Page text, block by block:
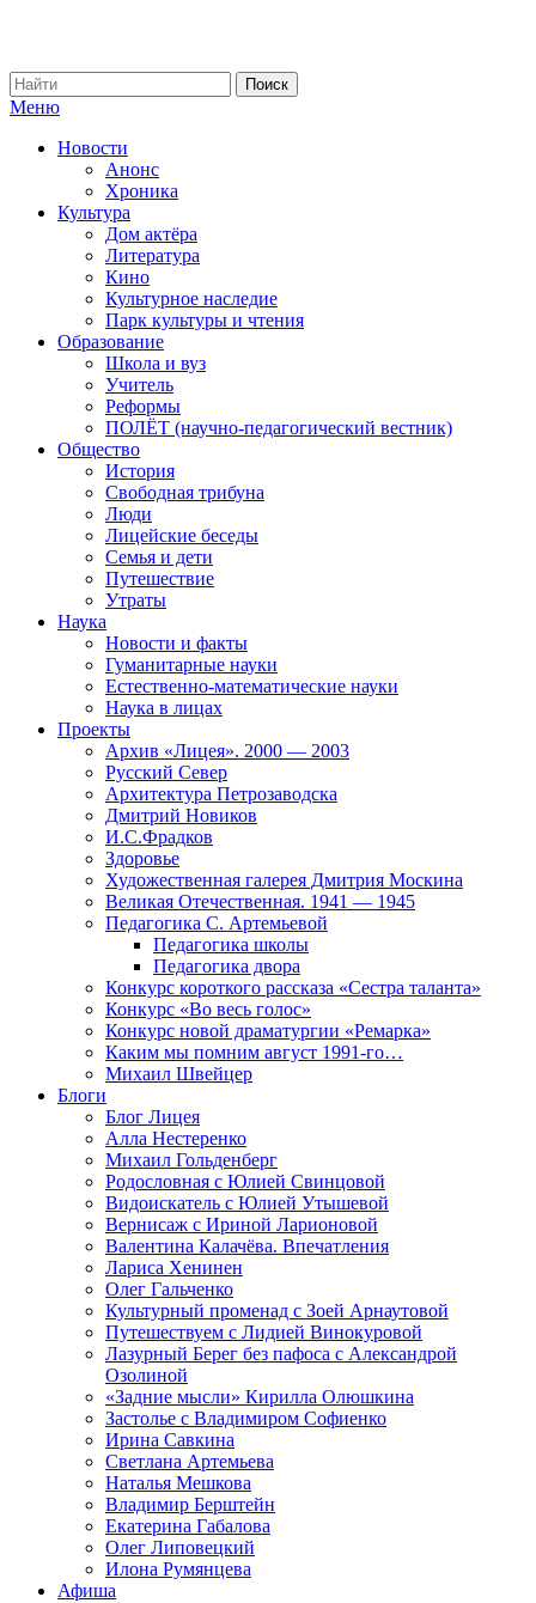
Меню
Новости
Анонс
Хроника
Культура
Дом актёра
Литература
Кино
Культурное наследие
Парк культуры и чтения
Образование
Школа и вуз
Учитель
Реформы
ПОЛЁТ (научно-педагогический вестник)
Общество
История
Свободная трибуна
Люди
Лицейские беседы
Семья и дети
Путешествие
Утраты
Наука
Новости и факты
Гуманитарные науки
Естественно-математические науки
Наука в лицах
Проекты
Архив «Лицея». 2000 — 2003
Русский Север
Архитектура Петрозаводска
Дмитрий Новиков
И.С.Фрадков
Здоровье
Художественная галерея Дмитрия Москина
Великая Отечественная. 1941 — 1945
Педагогика С. Артемьевой
Педагогика школы
Педагогика двора
Конкурс короткого рассказа «Сестра таланта»
Конкурс «Во весь голос»
Конкурс новой драматургии «Ремарка»
Каким мы помним август 1991-го…
Михаил Швейцер
Блоги
Блог Лицея
Алла Нестеренко
Михаил Гольденберг
Родословная с Юлией Свинцовой
Видоискатель с Юлией Утышевой
Вернисаж с Ириной Ларионовой
Валентина Калачёва. Впечатления
Лариса Хенинен
Олег Гальченко
Культурный променад с Зоей Арнаутовой
Путешествуем с Лидией Винокуровой
Лазурный Берег без пафоса с Александрой
Озолиной
«Задние мысли» Кирилла Олюшкина
Застолье с Владимиром Софиенко
Ирина Савкина
Светлана Артемьева
Наталья Мешкова
Владимир Берштейн
Екатерина Габалова
Олег Липовецкий
Илона Румянцева
Афиша